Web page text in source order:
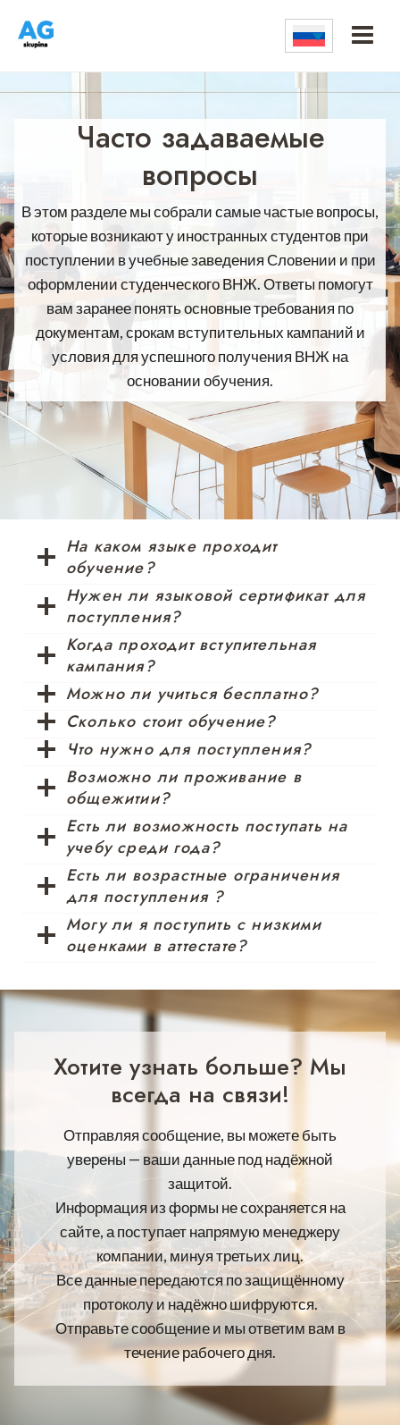
Часто задаваемые
вопросы
В этом разделе мы собрали самые частые вопросы,
которые возникают у иностранных студентов при
поступлении в учебные заведения Словении и при
оформлении студенческого ВНЖ. Ответы помогут
вам заранее понять основные требования по
документам, срокам вступительных кампаний и
условия для успешного получения ВНЖ на
основании обучения.
На каком языке проходит
обучение?
Нужен ли языковой сертификат для
поступления?
Когда проходит вступительная
кампания?
Можно ли учиться бесплатно?
Сколько стоит обучение?
Что нужно для поступления?
Возможно ли проживание в
общежитии?
Есть ли возможность поступать на
учебу среди года?
Есть ли возрастные ограничения
для поступления ?
Могу ли я поступить с низкими
оценками в аттестате?
Хотите узнать больше? Мы
всегда на связи!
Отправляя сообщение, вы можете быть
уверены — ваши данные под надёжной
защитой.
Информация из формы не сохраняется на
сайте, а поступает напрямую менеджеру
компании, минуя третьих лиц.
Все данные передаются по защищённому
протоколу и надёжно шифруются.
Отправьте сообщение и мы ответим вам в
течение рабочего дня.